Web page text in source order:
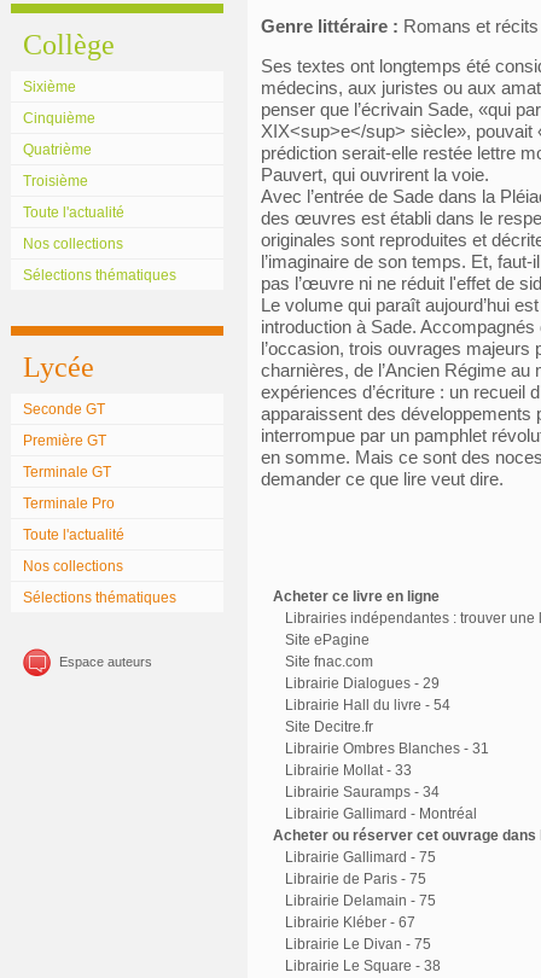
Collège
Sixième
Cinquième
Quatrième
Troisième
Toute l'actualité
Nos collections
Sélections thématiques
Lycée
Seconde GT
Première GT
Terminale GT
Terminale Pro
Toute l'actualité
Nos collections
Sélections thématiques
Espace auteurs
Genre littéraire : Romans et récits
Ses textes ont longtemps été
médecins, aux juristes ou aux
penser que l’écrivain Sade, «qui
XIX<sup>e</sup> siècle»,
prédiction serait-elle restée lettre
Pauvert, qui ouvrirent la voie.
Avec l’entrée de Sade dans la
des œuvres est établi dans le
originales sont reproduites et
l’imaginaire de son temps. Et, faut-
pas l’œuvre ni ne réduit l'effet de
Le volume qui paraît aujourd’hui
introduction à Sade.
l’occasion, trois ouvrages majeurs
charnières, de l’Ancien Régime
expériences d’écriture : un recueil
apparaissent des développements
interrompue par un pamphlet
en somme. Mais ce sont des
demander ce que lire veut dire.
Acheter ce livre en ligne
Librairies indépendantes : trouver une
Site ePagine
Site fnac.com
Librairie Dialogues - 29
Librairie Hall du livre - 54
Site Decitre.fr
Librairie Ombres Blanches - 31
Librairie Mollat - 33
Librairie Sauramps - 34
Librairie Gallimard - Montréal
Acheter ou réserver cet ouvrage
Librairie Gallimard - 75
Librairie de Paris - 75
Librairie Delamain - 75
Librairie Kléber - 67
Librairie Le Divan - 75
Librairie Le Square - 38